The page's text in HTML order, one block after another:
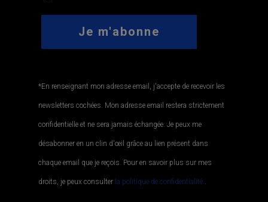
*En renseignant mon adresse email, j'accepte de recevoir les
newsletters cochées. Mon adresse email restera strictement
confidentielle et ne sera jamais échangée. Je peux me
désabonner en un clin d'œil grâce au lien présent dans
chaque email que je reçois. Pour en savoir plus sur mes
droits, je peux consulter la politique de confidentialité..